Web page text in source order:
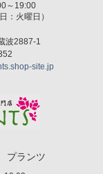
～19:00
曜日）
波2887-1
site.jp
プランツ